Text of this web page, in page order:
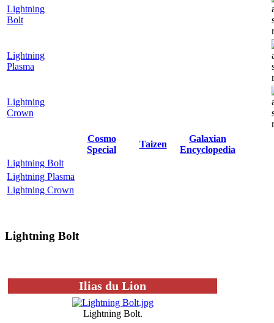
Lightning
Bolt
Lightning
Plasma
Lightning
Crown
Cosmo
Special
Taizen
Galaxian
Encyclopedia
Lightning Bolt
Lightning Plasma
Lightning Crown
Lightning Bolt
Ilias du Lion
Lightning Bolt.